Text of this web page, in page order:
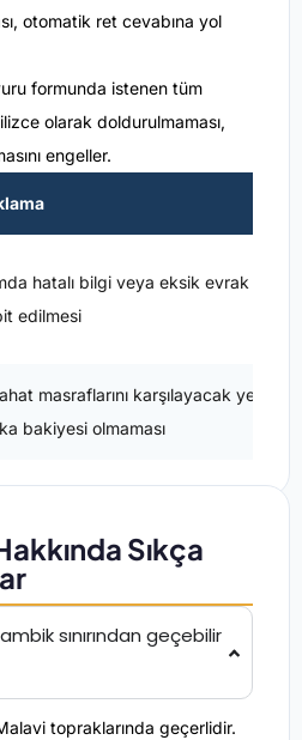
otomatik ret cevabına yol
formunda istenen tüm
olarak doldurulmaması,
engeller.
hatalı bilgi veya eksik evrak
edilmesi
masraflarını karşılayacak yeterli
bakiyesi olmaması
Sıkça
sınırından geçebilir
topraklarında geçerlidir.